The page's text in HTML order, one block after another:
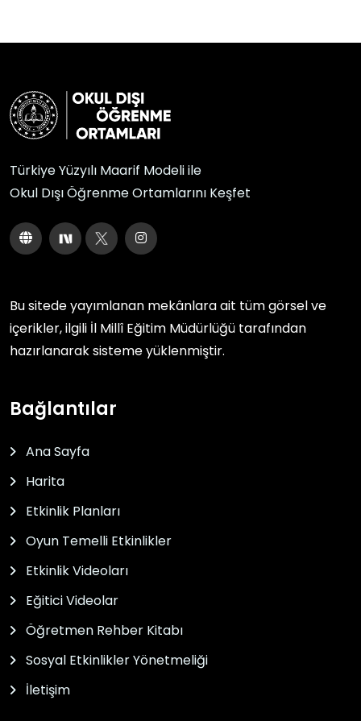
Türkiye Yüzyılı Maarif Modeli ile
Okul Dışı Öğrenme Ortamlarını Keşfet
Bu sitede yayımlanan mekânlara ait tüm görsel ve
içerikler, ilgili İl Millî Eğitim Müdürlüğü tarafından
hazırlanarak sisteme yüklenmiştir.
Bağlantılar
Ana Sayfa
Harita
Etkinlik Planları
Oyun Temelli Etkinlikler
Etkinlik Videoları
Eğitici Videolar
Öğretmen Rehber Kitabı
Sosyal Etkinlikler Yönetmeliği
İletişim